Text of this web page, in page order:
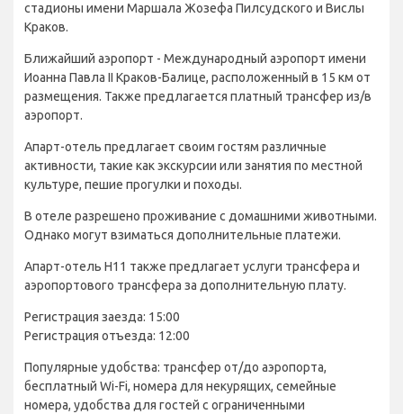
стадионы имени Маршала Жозефа Пилсудского и Вислы
Краков.
Ближайший аэропорт - Международный аэропорт имени
Иоанна Павла II Краков-Балице, расположенный в 15 км от
размещения. Также предлагается платный трансфер из/в
аэропорт.
Апарт-отель предлагает своим гостям различные
активности, такие как экскурсии или занятия по местной
культуре, пешие прогулки и походы.
В отеле разрешено проживание с домашними животными.
Однако могут взиматься дополнительные платежи.
Апарт-отель H11 также предлагает услуги трансфера и
аэропортового трансфера за дополнительную плату.
Регистрация заезда: 15:00
Регистрация отъезда: 12:00
Популярные удобства: трансфер от/до аэропорта,
бесплатный Wi-Fi, номера для некурящих, семейные
номера, удобства для гостей с ограниченными